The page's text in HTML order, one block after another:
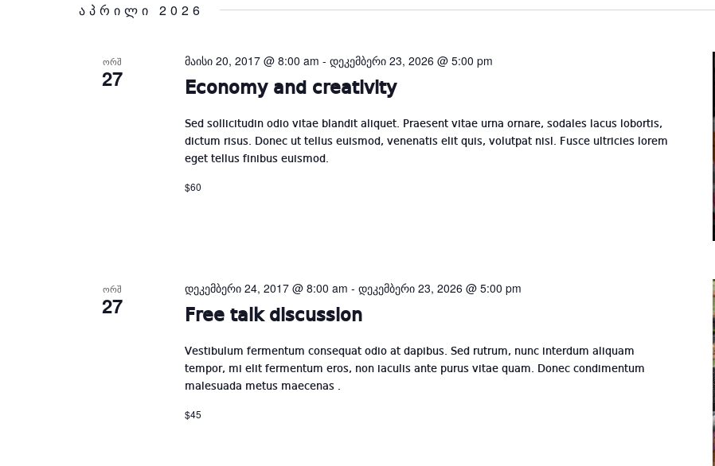
Keyword.
აპრილი 2026
ᲝᲠᲨ
27
მაისი 20, 2017 @ 8:00 am - დეკემბერი 23, 2026 @ 5:00 pm
Economy and creativity
Sed sollicitudin odio vitae blandit aliquet. Praesent vitae urna ornare, sodales lacus lobortis,
dictum risus. Donec ut tellus euismod, venenatis elit quis, volutpat nisl. Fusce ultricies lorem
eget tellus finibus euismod.
$60
ᲝᲠᲨ
27
დეკემბერი 24, 2017 @ 8:00 am - დეკემბერი 23, 2026 @ 5:00 pm
Free talk discussion
Vestibulum fermentum consequat odio at dapibus. Sed rutrum, nunc interdum aliquam
tempor, mi elit fermentum eros, non iaculis ante purus vitae quam. Donec condimentum
malesuada metus maecenas .
$45